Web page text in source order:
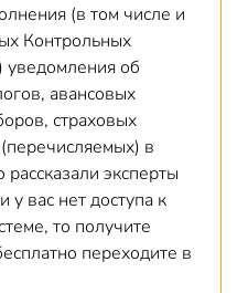
(в том числе и
Контрольных
уведомленияоб
авансовых
страховых
в
эксперты
у вас нет доступа к
то получите
переходите в